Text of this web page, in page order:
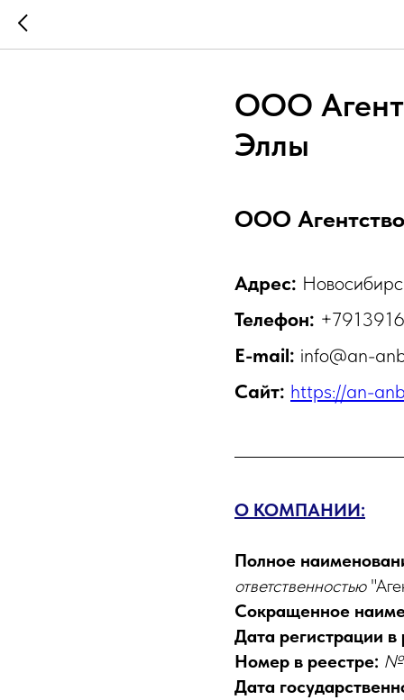
ООО
Эллы
ООО
Адрес:
Телефон:
E-mail: info@an-
Сайт: https://an-
О КОМПАНИИ:
Полное
ответственностью
Сокращенное
Дата регистрации
Номер в реестре: №
Дата